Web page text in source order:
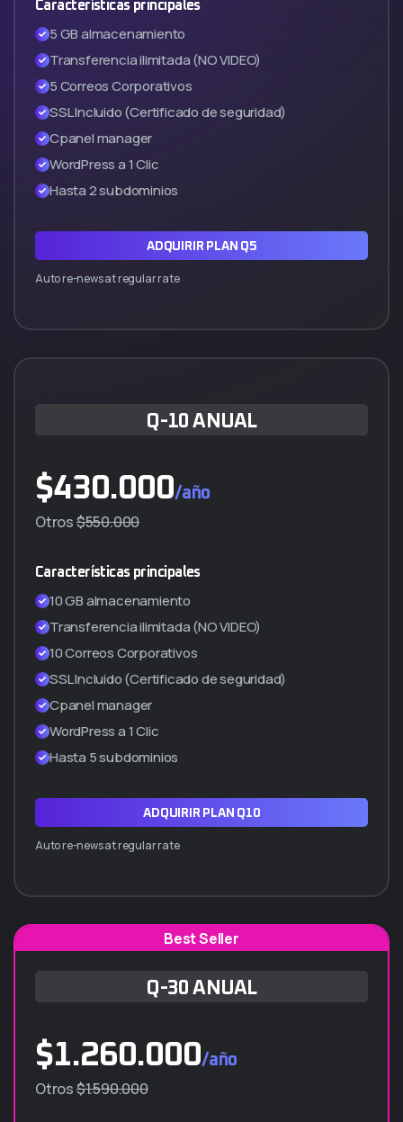
Características principales
5 GB almacenamiento
Transferencia ilimitada (NO VIDEO)
5 Correos Corporativos
SSL Incluido (Certificado de seguridad)
Cpanel manager
WordPress a 1 Clic
Hasta 2 subdominios
ADQUIRIR PLAN Q5
Auto re-news at regular rate
Q-10 ANUAL
$430.000/año
Otros$550.000
Características principales
10 GB almacenamiento
Transferencia ilimitada (NO VIDEO)
10 Correos Corporativos
SSL Incluido (Certificado de seguridad)
Cpanel manager
WordPress a 1 Clic
Hasta 5 subdominios
ADQUIRIR PLAN Q10
Auto re-news at regular rate
Best Seller
Q-30 ANUAL
$1.260.000/año
Otros$1.590.000